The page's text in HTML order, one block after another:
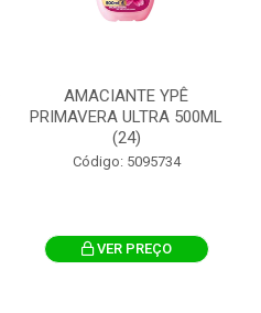
AMACIANTE YPÊ
PRIMAVERA ULTRA 500ML
(24)
Código: 5095734
VER PREÇO